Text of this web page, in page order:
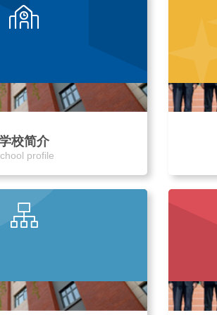
校简介
profile